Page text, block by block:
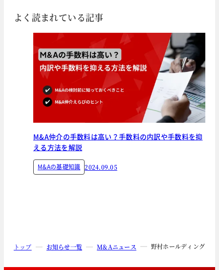
よく読まれている記事
M&A仲介の手数料は高い？手数料の内訳や手数料を抑
える方法を解説
M&Aの基礎知識 2024.09.05
トップ お知らせ一覧 M&Aニュース 野村ホールディングス